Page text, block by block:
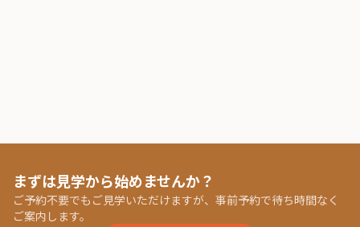
まずは見学から始めませんか？
ご予約不要でもご見学いただけますが、事前予約で待ち時間なく
ご案内します。